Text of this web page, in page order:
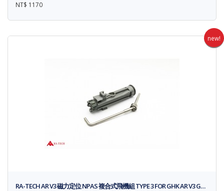
NT$ 1170
new!
RA-TECH AR V3 磁力定位 NPAS 複合式飛機組 TYPE 3 FOR GHK AR V3 G…